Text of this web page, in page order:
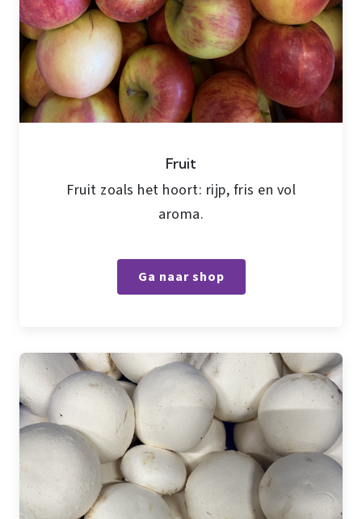
Fruit
Fruit zoals het hoort: rijp, fris en vol
aroma.
Ga naar shop